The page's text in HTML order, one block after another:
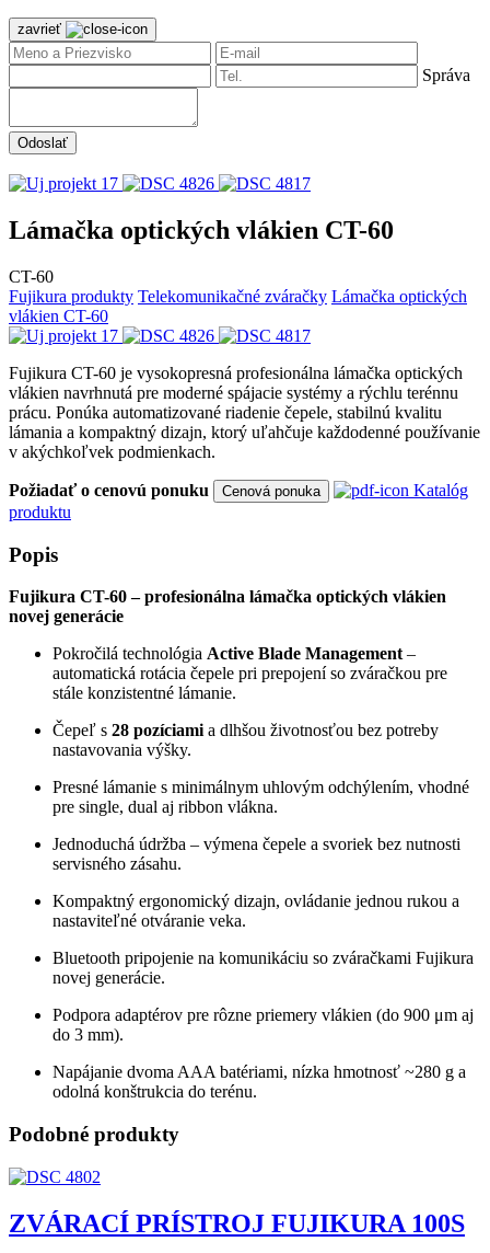
zavrieť
Správa
Odoslať
Lámačka optických vlákien CT-60
CT-60
Fujikura produkty Telekomunikačné zváračky Lámačka optických
vlákien CT-60
Fujikura CT-60 je vysokopresná profesionálna lámačka optických
vlákien navrhnutá pre moderné spájacie systémy a rýchlu terénnu
prácu. Ponúka automatizované riadenie čepele, stabilnú kvalitu
lámania a kompaktný dizajn, ktorý uľahčuje každodenné používanie
v akýchkoľvek podmienkach.
Požiadať o cenovú ponuku Cenová ponuka
Katalóg
produktu
Popis
Fujikura CT-60 – profesionálna lámačka optických vlákien
novej generácie
Pokročilá technológia Active Blade Management –
automatická rotácia čepele pri prepojení so zváračkou pre
stále konzistentné lámanie.
Čepeľ s 28 pozíciami a dlhšou životnosťou bez potreby
nastavovania výšky.
Presné lámanie s minimálnym uhlovým odchýlením, vhodné
pre single, dual aj ribbon vlákna.
Jednoduchá údržba – výmena čepele a svoriek bez nutnosti
servisného zásahu.
Kompaktný ergonomický dizajn, ovládanie jednou rukou a
nastaviteľné otváranie veka.
Bluetooth pripojenie na komunikáciu so zváračkami Fujikura
novej generácie.
Podpora adaptérov pre rôzne priemery vlákien (do 900 μm aj
do 3 mm).
Napájanie dvoma AAA batériami, nízka hmotnosť ~280 g a
odolná konštrukcia do terénu.
Podobné produkty
ZVÁRACÍ PRÍSTROJ FUJIKURA 100S